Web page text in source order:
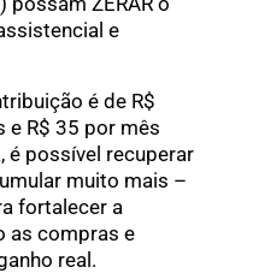
e
é de R$
e R$ 35 por mês
é possível recuperar
muito mais –
fortalecer a
as compras e
real.